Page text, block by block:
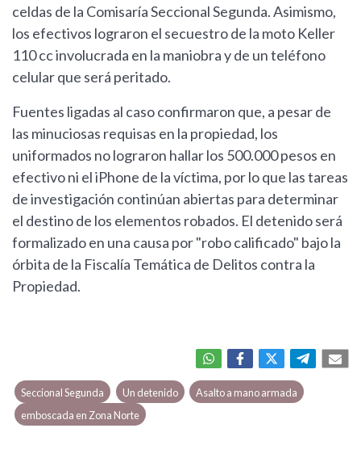
celdas de la Comisaría Seccional Segunda. Asimismo,
los efectivos lograron el secuestro de la moto Keller
110 cc involucrada en la maniobra y de un teléfono
celular que será peritado.
Fuentes ligadas al caso confirmaron que, a pesar de
las minuciosas requisas en la propiedad, los
uniformados no lograron hallar los 500.000 pesos en
efectivo ni el iPhone de la víctima, por lo que las tareas
de investigación continúan abiertas para determinar
el destino de los elementos robados. El detenido será
formalizado en una causa por "robo calificado" bajo la
órbita de la Fiscalía Temática de Delitos contra la
Propiedad.
Seccional Segunda Un detenido
Asalto a mano armada
emboscada en Zona Norte